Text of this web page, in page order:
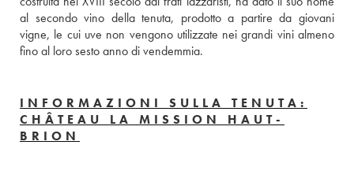
al secondo vino della tenuta, prodotto a partire da giovani
vigne, le cui uve non vengono utilizzate nei grandi vini almeno
fino al loro sesto anno di vendemmia.
INFORMAZIONI SULLA TENUTA:
CHÂTEAU LA MISSION HAUT-
BRION